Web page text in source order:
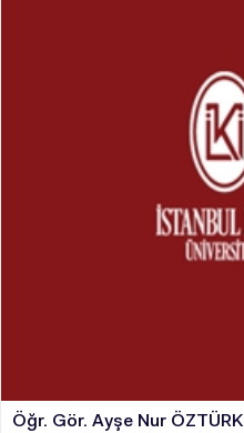
Öğr. Gör. Ayşe Nur ÖZTÜRK